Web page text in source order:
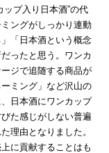
プ入り日本酒”の代
ングがしっかり連動
「日本酒という概念
ったと思う。ワンカ
ジで追随する商品が
ミング」など沢山の
日本酒にワンカップ
た感じがしない普遍
理由となりました。
に貢献することはも